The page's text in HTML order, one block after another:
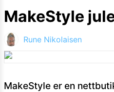
MakeStyle
Rune Nikolaisen
MakeStyle er en